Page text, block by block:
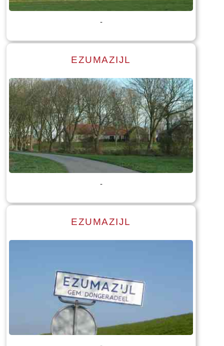
Tekst: © Foto: © Bauke Folkertsma
-
Lees meer
Tekst: © Foto: © Bauke Folkertsma
EZUMAZIJL
-
Lees meer
Tekst: © Foto: © Bauke Folkertsma
EZUMAZIJL